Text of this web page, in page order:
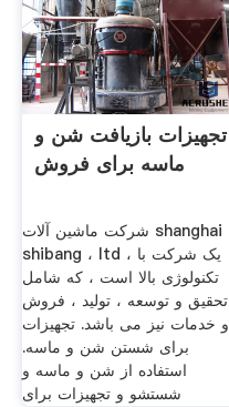
تجهیزات بازیافت شن و
ماسه برای فروش
شرکت ماشین آلات shanghai
shibang ، ltd ، یک شرکت با
تکنولوژی بالا است ، که شامل
تحقیق و توسعه ، تولید ، فروش
و خدمات نیز می باشد. تجهیزات
برای شستن شن و ماسه.
استفاده از شن و ماسه و
شستشو و تجهیزات برای